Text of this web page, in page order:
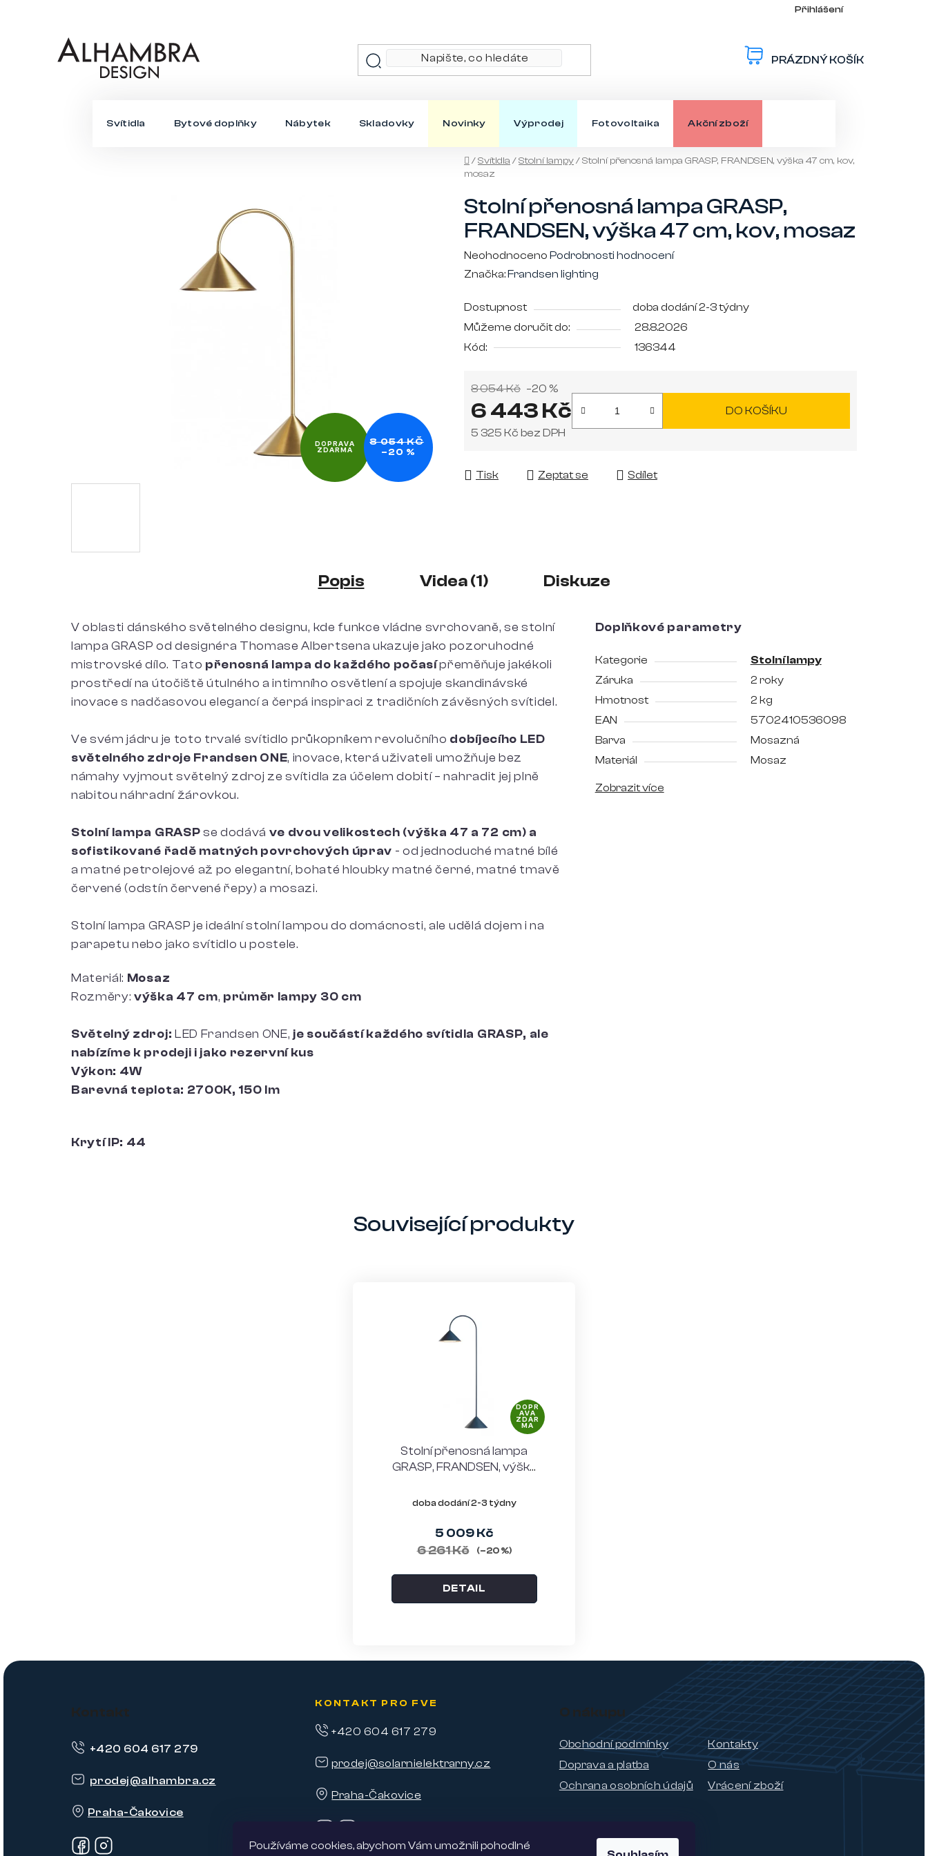
Používáme cookies, abychom Vám umožnili pohodlné
Přihlášení
PRÁZDNÝ KOŠÍK
Svítidla Bytové doplňky Nábytek Skladovky Novinky Výprodej Fotovoltaika Akční zboží
Domů
/Svítidla /Stolní lampy/Stolní přenosná lampa GRASP, FRANDSEN, výška 47 cm, kov,
mosaz
Stolní přenosná lampa GRASP,
FRANDSEN, výška 47 cm, kov, mosaz
Průměrné
hodnocení
je
0,0
z
hvězdiček.
Neohodnoceno Podrobnosti hodnocení
Značka:Frandsen lighting
Dostupnost
doba dodání 2-3 týdny
Můžeme doručit do:
28.8.2026
Kód:
136344
8 054 Kč –20 %
6 443 Kč
5 325 Kč bez DPH
DO KOŠÍKU
Tisk Zeptat se Sdílet
DOPRAVA
ZDARMA
8 054 KČ
–20 %
Popis Videa (1) Diskuze
V oblasti dánského světelného designu, kde funkce vládne svrchovaně, se stolní
lampa GRASP od designéra Thomase Albertsena ukazuje jako pozoruhodné
mistrovské dílo. Tato přenosná lampa do každého počasípřeměňuje jakékoli
prostředí na útočiště útulného a intimního osvětlení a spojuje skandinávské
inovace s nadčasovou elegancí a čerpá inspiraci z tradičních závěsných svítidel.
Ve svém jádru je toto trvalé svítidlo průkopníkem revolučního dobíjecího LED
světelného zdroje Frandsen ONE, inovace, která uživateli umožňuje bez
námahy vyjmout světelný zdroj ze svítidla za účelem dobití – nahradit jej plně
nabitou náhradní žárovkou.
Stolní lampa GRASP se dodává ve dvou velikostech (výška 47 a 72 cm) a
sofistikované řadě matných povrchových úprav - od jednoduché matné bílé
a matné petrolejové až po elegantní, bohaté hloubky matné černé, matné tmavě
červené (odstín červené řepy) a mosazi.
Stolní lampa GRASP je ideální stolní lampou do domácnosti, ale udělá dojem i na
parapetu nebo jako svítidlo u postele.
Materiál: Mosaz
Rozměry: výška 47 cm, průměr lampy 30 cm
Světelný zdroj: LED Frandsen ONE, je součástí každého svítidla GRASP, ale
nabízíme k prodeji i jako rezervní kus
Výkon: 4W
Barevná teplota: 2700K, 150 lm
Krytí IP: 44
Doplňkové parametry
Kategorie
Stolní lampy
Záruka
2 roky
Hmotnost
2 kg
EAN
5702410536098
Barva
Mosazná
Materiál
Mosaz
Zobrazit více
Související produkty
DOPR
AVA
ZDAR
MA
Stolní přenosná lampa
GRASP, FRANDSEN, výška
doba dodání 2-3 týdny
5 009 Kč
6 261 Kč
(–20 %)
DETAIL
Kontakt
prodej@alhambra.cz
Praha-Čakovice
+420 604 617 279
KONTAKT PRO FVE
prodej@solarnielektrarny.cz
Praha-Čakovice
+420 604 617 279
O nákupu
Kontakty
Obchodní podmínky
O nás
Doprava a platba
Vrácení zboží
Ochrana osobních údajů